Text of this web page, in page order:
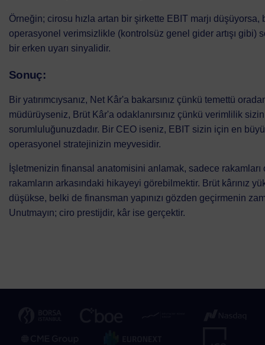
Örneğin; cirosu hızla artan bir şirkette EBIT marjı
operasyonel verimsizlikle (kontrolsüz genel gider artışı gibi)
bir erken uyarı sinyalidir.
Sonuç:
Bir yatırımcıysanız, Net Kâr'a bakarsınız çünkü temettü
müdürüyseniz, Brüt Kâr'a odaklanırsınız çünkü verimlilik sizin
sorumluluğunuzdadır. Bir CEO iseniz, EBIT sizin için en
operasyonel stratejinizin meyvesidir.
İşletmenizin finansal anatomisini anlamak, sadece rakamları
rakamların arkasındaki hikayeyi görebilmektir. Brüt kârınız
düşükse, belki de finansman yapınızı gözden geçirmenin
Unutmayın; ciro prestijdir, kâr ise gerçektir.